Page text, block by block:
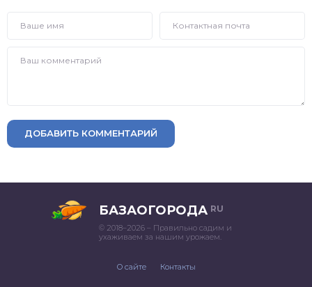
ДОБАВИТЬ КОММЕНТАРИЙ
БАЗАОГОРОДА RU
© 2018–2026 – Правильно садим и
ухаживаем за нашим урожаем.
О сайте Контакты